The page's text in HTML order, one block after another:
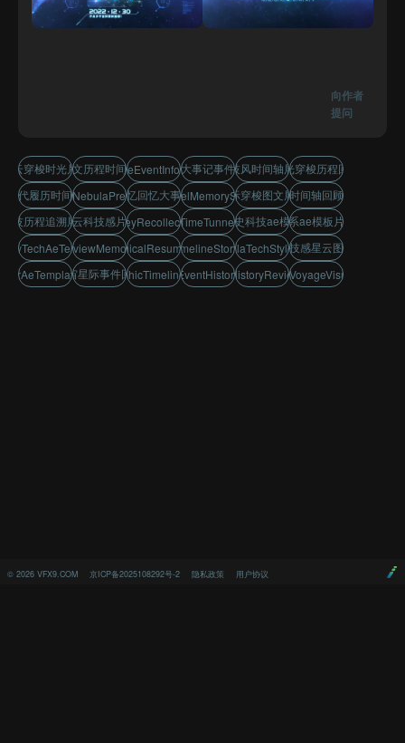
© 2026 VFX9.COM 京ICP备2025108292号-2 隐私政策 用户协议
向作者
提问
星云穿梭时光片头图文历程时间轴
MilestoneEventInfographics
历史大事记事件图文科技风时间轴展示时光穿梭历程回忆
年代履历时间线
FuturisticNebulaPresentation
追忆回忆大事件
TimeTravelMemoryShowcase
星际穿梭图文展示历程时间轴回顾展示
科技历程追溯展示星云科技感片头
TechJourneyRecollectionDisplay
NebulaTimeTunnelOpener
历史科技ae模板星系ae模板片头
EventReviewMemoryRecap
ChronologicalResumeTimeline
TechTimelineStorytelling
NebulaTechStyleIntro
科技感星云图文
宇宙星际事件回顾
InfographicTimelineHistory
CosmicEventHistoryReview
TimelineHistoryReviewDisplay
GalaxyVoyageVisualIntro